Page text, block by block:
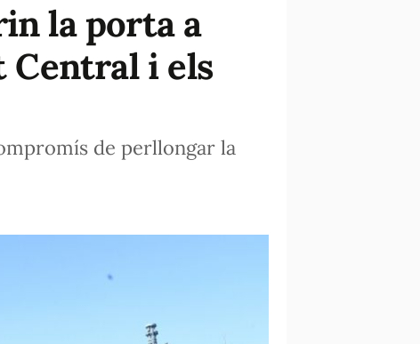
la porta a
Central i els
de perllongar la